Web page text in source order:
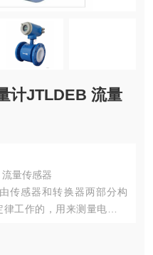
计JTLDEB 流量
量传感器
传感器和转换器两部分构
工作的，用来测量电导率